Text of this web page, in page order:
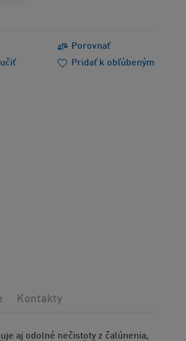
Porovnať
Pridať k obľúbeným
aj odolné nečistoty z čalúnenia,
Kontakty